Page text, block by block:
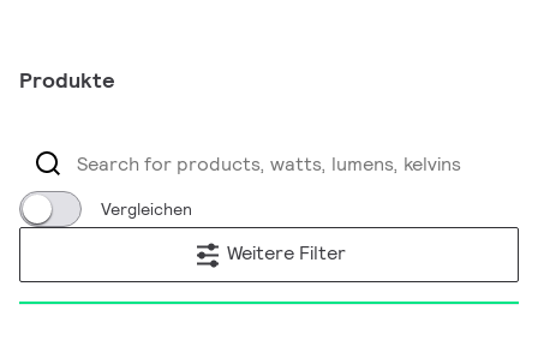
Produkte
Vergleichen
Weitere Filter